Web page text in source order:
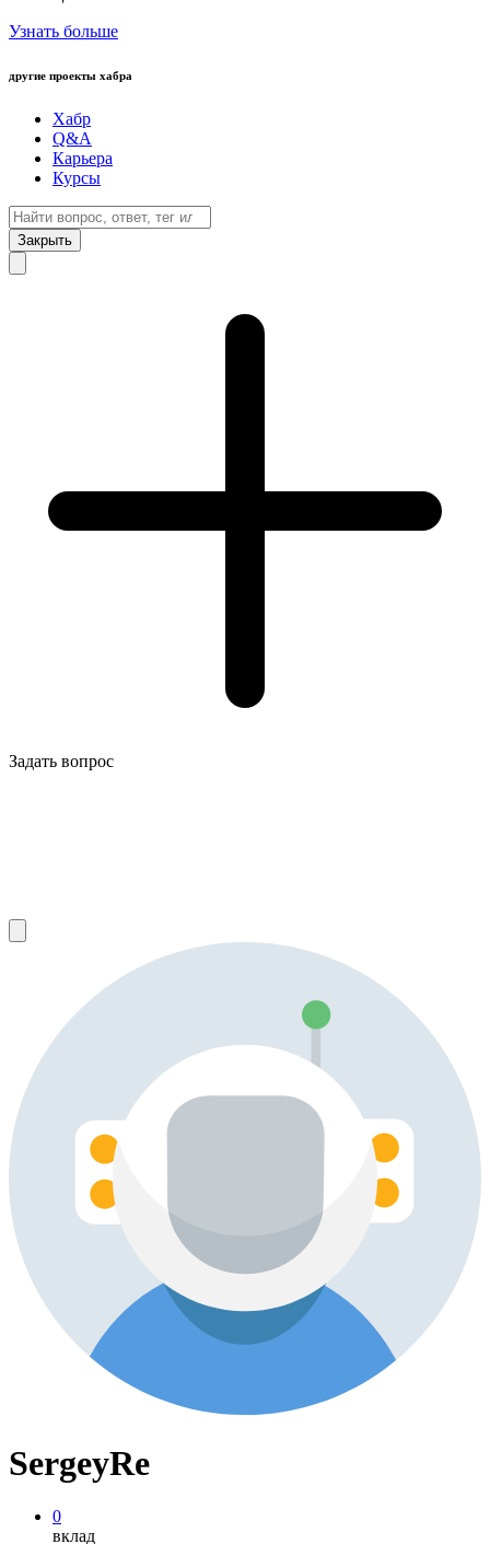
Узнать больше
другие проекты хабра
Хабр
Q&A
Карьера
Курсы
Закрыть
Задать вопрос
SergeyRe
0
вклад